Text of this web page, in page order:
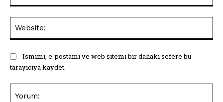
Ismimi, e-postamı ve web sitemi bir dahaki sefere bu
tarayıcıya kaydet.